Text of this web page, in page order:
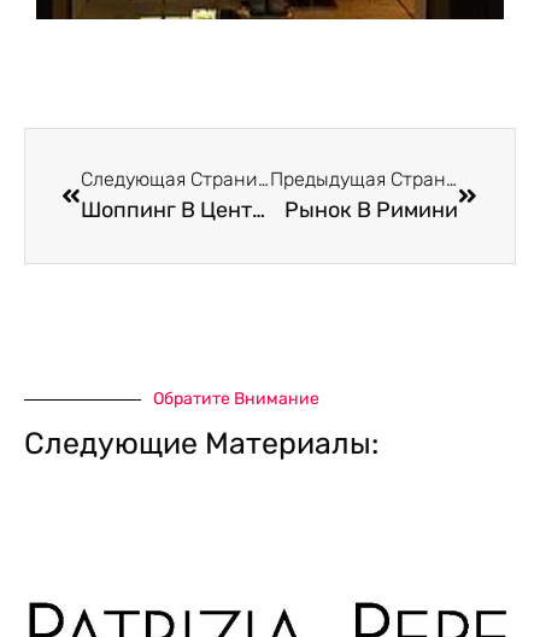
Следующая Страница
Шоппинг В Центре Города Римини
Предыдущая Страница
Рынок В Римини
Обратите Внимание
Следующие Материалы: